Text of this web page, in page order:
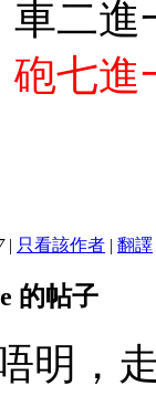
車二
砲七
| 只看該作者 | 翻譯
的帖子
明，